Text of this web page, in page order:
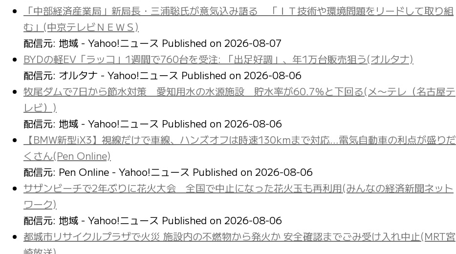
「中部経済産業局」新局長・三浦聡氏が意気込み語る 「ＩＴ技術や環境問題をリードして取り組
む」(中京テレビＮＥＷＳ)
配信元: 地域 - Yahoo!ニュース Published on 2026-08-07
BYDの軽EV「ラッコ」1週間で760台を受注: 「出足好調」、年1万台販売狙う(オルタナ)
配信元: オルタナ - Yahoo!ニュース Published on 2026-08-06
牧尾ダムで7日から節水対策 愛知用水の水源施設 貯水率が60.7％と下回る(メ〜テレ（名古屋テ
レビ）)
配信元: 地域 - Yahoo!ニュース Published on 2026-08-06
【BMW新型iX3】視線だけで車線、ハンズオフは時速130kmまで対応…電気自動車の利点が盛りだ
くさん(Pen Online)
配信元: Pen Online - Yahoo!ニュース Published on 2026-08-06
サザンビーチで2年ぶりに花火大会 全国で中止になった花火玉も再利用(みんなの経済新聞ネット
ワーク)
配信元: 地域 - Yahoo!ニュース Published on 2026-08-06
都城市リサイクルプラザで火災 施設内の不燃物から発火か 安全確認までごみ受け入れ中止(MRT宮